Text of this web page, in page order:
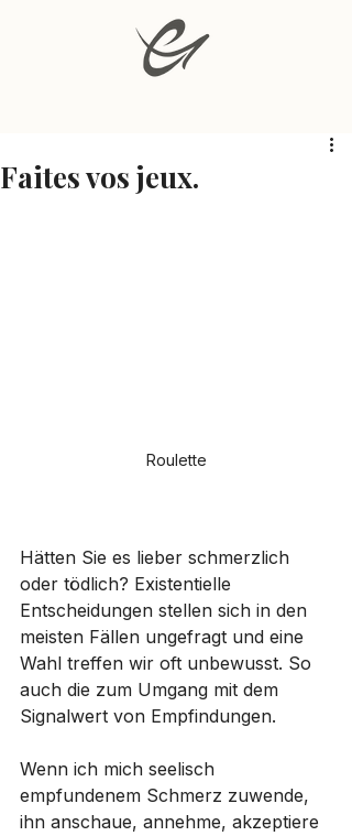
Faites vos jeux.
Roulette
Hätten Sie es lieber schmerzlich
oder tödlich? Existentielle
Entscheidungen stellen sich in den
meisten Fällen ungefragt und eine
Wahl treffen wir oft unbewusst. So
auch die zum Umgang mit dem
Signalwert von Empfindungen.
Wenn ich mich seelisch
empfundenem Schmerz zuwende,
ihn anschaue, annehme, akzeptiere